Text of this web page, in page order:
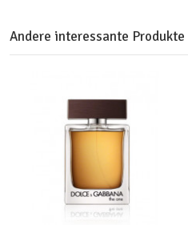
Andere interessante Produkte